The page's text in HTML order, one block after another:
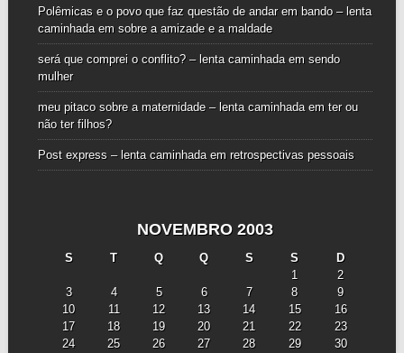
Polêmicas e o povo que faz questão de andar em bando – lenta
caminhadaem sobre a amizade e a maldade
será que comprei o conflito? – lenta caminhadaem sendo
mulher
meu pitaco sobre a maternidade – lenta caminhadaem ter ou
não ter filhos?
Post express – lenta caminhadaem retrospectivas pessoais
NOVEMBRO 2003
S T Q Q S S
D
1
2
3
4 5 6 7 8
9
10
11 12 13 14 15
16
17
18 19 20 21 22
23
24
25 26 27 28 29
30